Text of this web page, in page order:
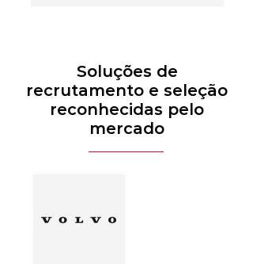
Soluções de
recrutamento e seleção
reconhecidas pelo
mercado